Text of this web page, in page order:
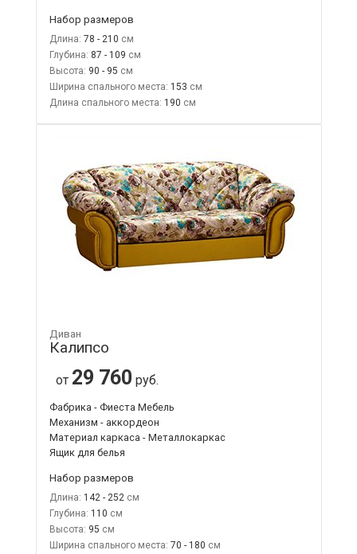
Набор размеров
Длина: 78 - 210
Глубина: 87 - 109
Высота: 90 - 95
Ширина спального места: 153
Длина спального места: 190
Диван
Калипсо
от 29 760 руб.
Фабрика - Фиеста Мебель
Механизм - аккордеон
Материал каркаса - Металлокаркас
Ящик для белья
Набор размеров
Длина: 142 - 252
Глубина: 110
Высота: 95
Ширина спального места: 70 - 180